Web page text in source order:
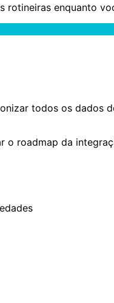
rotineiras enquanto
todos os dados
o roadmap da